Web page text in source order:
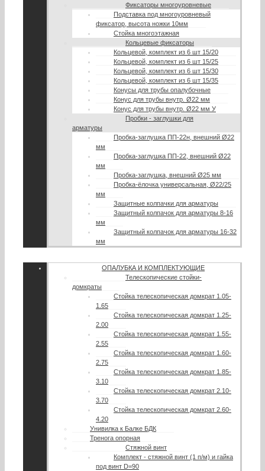
Фиксаторы многоуровневые
Подставка под многоуровневый
фиксатор, высота ножки 10мм
Стойка многоэтажная
Кольцевые фиксаторы
Кольцевой, комплект из 6 шт 15/20
Кольцевой, комплект из 6 шт 15/25
Кольцевой, комплект из 6 шт 15/30
Кольцевой, комплект из 6 шт 15/35
Конусы для трубы опалубочные
Конус для трубы внутр. Ø22 мм
Конус для трубы внутр. Ø22 мм У
Пробки - заглушки для
арматуры
Пробка-заглушка ПП-22н, внешний Ø22
мм
Пробка-заглушка ПП-22, внешний Ø22
мм
Пробка-заглушка, внешний Ø25 мм
Пробка-ёлочка универсальная, Ø22/25
мм
Защитные колпачки для арматуры
Защитный колпачок для арматуры 8-16
мм
Защитный колпачок для арматуры 16-32
мм
ОПАЛУБКА И КОМПЛЕКТУЮЩИЕ
Телескопические стойки-
домкраты
Стойка телескопическая домкрат 1.05-
1.65
Стойка телескопическая домкрат 1.25-
2.00
Стойка телескопическая домкрат 1.55-
2.55
Стойка телескопическая домкрат 1.60-
2.75
Стойка телескопическая домкрат 1.85-
3.10
Стойка телескопическая домкрат 2.10-
3.70
Стойка телескопическая домкрат 2.60-
4.20
Унивилка к Балке БДК
Тренога опорная
Стяжной винт
Комплект - стяжной винт (1 п/м) и гайка
под винт D=90